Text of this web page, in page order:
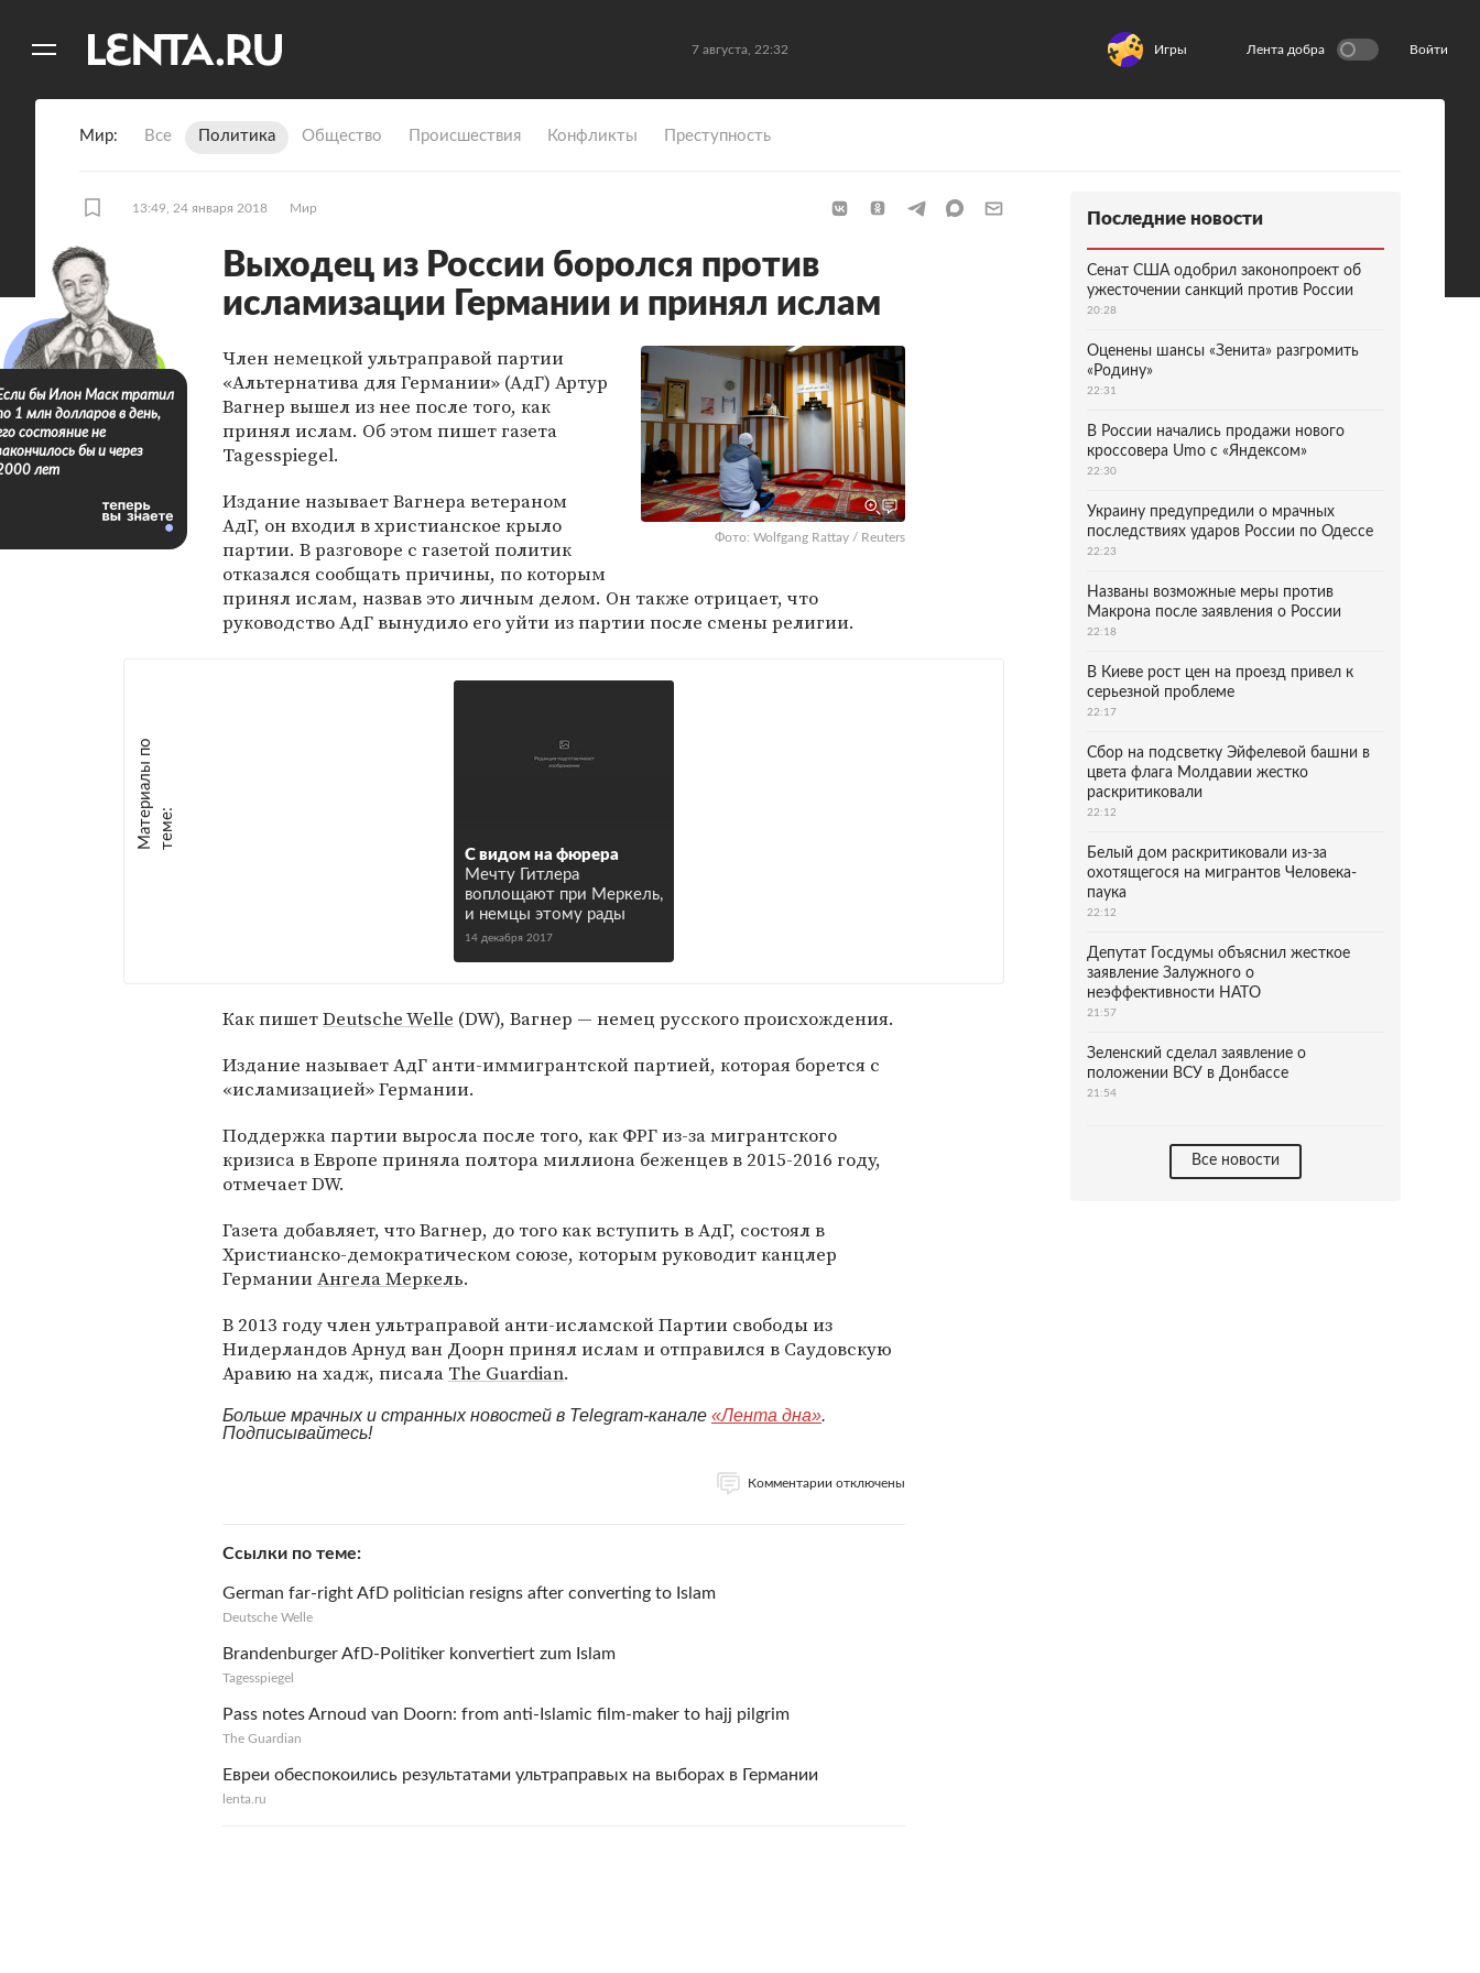
7 августа, 22:32 Игры Лента добра Войти
Мир Все Политика Общество Происшествия Конфликты Преступность
13:49, 24 января 2018 Мир
Выходец из России боролся против
исламизации Германии и принял ислам
Фото: Wolfgang Rattay / Reuters
Член немецкой ультраправой партии
«Альтернатива для Германии» (АдГ) Артур
Вагнер вышел из нее после того, как
принял ислам. Об этом пишет газета
Tagesspiegel.
Издание называет Вагнера ветераном
АдГ, он входил в христианское крыло
партии. В разговоре с газетой политик
отказался сообщать причины, по которым
принял ислам, назвав это личным делом. Он также отрицает, что
руководство АдГ вынудило его уйти из партии после смены религии.
М
а
т е
р
и
а
л
ы
п
о
т
е
м
е :
С видом на фюрера
Мечту Гитлера
воплощают при Меркель,
и немцы этому рады
14 декабря 2017
Как пишетDeutsche Welle (DW), Вагнер — немец русского происхождения.
Издание называет АдГ анти-иммигрантской партией, которая борется с
«исламизацией» Германии.
Поддержка партии выросла после того, как ФРГ из-за мигрантского
кризиса в Европе приняла полтора миллиона беженцев в 2015-2016 году,
отмечает DW.
Газета добавляет, что Вагнер, до того как вступить в АдГ, состоял в
Христианско-демократическом союзе, которым руководит канцлер
ГерманииАнгела Меркель.
В 2013 году член ультраправой анти-исламской Партии свободы из
Нидерландов Арнуд ван Доорн принял ислам и отправился в Саудовскую
Аравию на хадж, писала The Guardian.
Больше мрачных и странных новостей в Telegram-канале «Лента дна».
Подписывайтесь!
Комментарии отключены
Ссылки по теме
German far-right AfD politician resigns after converting to Islam
Deutsche Welle
Brandenburger AfD-Politiker konvertiert zum Islam
Tagesspiegel
Pass notes Arnoud van Doorn: from anti-Islamic film-maker to hajj pilgrim
The Guardian
Евреи обеспокоились результатами ультраправых на выборах в Германии
lenta.ru
бы Илон Маск тратил
1 млн долларов в день,
состояние не
бы и через
лет
Последние новости
Сенат США одобрил законопроект об
ужесточении санкций против России
20:28
Оценены шансы «Зенита» разгромить
«Родину»
22:31
В России начались продажи нового
кроссовера Umo с «Яндексом»
22:30
Украину предупредили о мрачных
последствиях ударов России по Одессе
22:23
Названы возможные меры против
Макрона после заявления о России
22:18
В Киеве рост цен на проезд привел к
серьезной проблеме
22:17
Сбор на подсветку Эйфелевой башни в
цвета флага Молдавии жестко
раскритиковали
22:12
Белый дом раскритиковали из-за
охотящегося на мигрантов Человека-
паука
22:12
Депутат Госдумы объяснил жесткое
заявление Залужного о
неэффективности НАТО
21:57
Зеленский сделал заявление о
положении ВСУ в Донбассе
21:54
Все новости